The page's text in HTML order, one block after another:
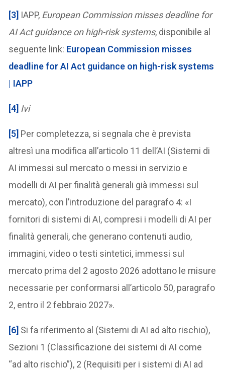
[3] IAPP, European Commission misses deadline for
AI Act guidance on high-risk systems, disponibile al
seguente link: European Commission misses
deadline for AI Act guidance on high-risk systems
| IAPP
[4] Ivi
[5] Per completezza, si segnala che è prevista
altresì una modifica all’articolo 11 dell’AI (Sistemi di
AI immessi sul mercato o messi in servizio e
modelli di AI per finalità generali già immessi sul
mercato), con l’introduzione del paragrafo 4: «I
fornitori di sistemi di AI, compresi i modelli di AI per
finalità generali, che generano contenuti audio,
immagini, video o testi sintetici, immessi sul
mercato prima del 2 agosto 2026 adottano le misure
necessarie per conformarsi all’articolo 50, paragrafo
2, entro il 2 febbraio 2027».
[6] Si fa riferimento al (Sistemi di AI ad alto rischio),
Sezioni 1 (Classificazione dei sistemi di AI come
“ad alto rischio”), 2 (Requisiti per i sistemi di AI ad